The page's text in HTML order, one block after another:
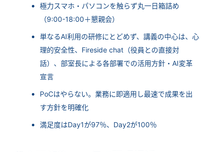
極力スマホ・パソコンを触らず丸一日箱詰め
（9:00-18:00＋懇親会）
単なるAI利用の研修にとどめず、講義の中心は、心
理的安全性、Fireside chat（役員との直接対
話）、部室長による各部署での活用方針・AI変革
宣言
PoCはやらない。業務に即適用し最速で成果を出
す方針を明確化
満足度はDay1が97％、Day2が100％